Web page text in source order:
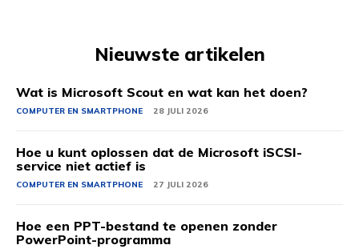
Nieuwste artikelen
Wat is Microsoft Scout en wat kan het doen?
COMPUTER EN SMARTPHONE 28 JULI 2026
Hoe u kunt oplossen dat de Microsoft iSCSI-
service niet actief is
COMPUTER EN SMARTPHONE 27 JULI 2026
Hoe een PPT-bestand te openen zonder
PowerPoint-programma